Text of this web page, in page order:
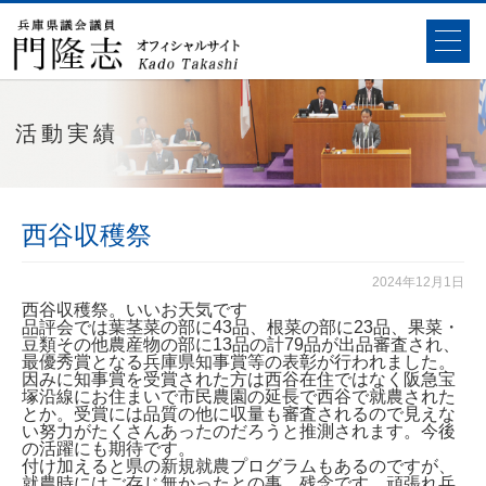
活動実績
西谷収穫祭
2024年12月1日
西谷収穫祭。いいお天気です
品評会では葉茎菜の部に43品、根菜の部に23品、果菜・
豆類その他農産物の部に13品の計79品が出品審査され、
最優秀賞となる兵庫県知事賞等の表彰が行われました。
因みに知事賞を受賞された方は西谷在住ではなく阪急宝
塚沿線にお住まいで市民農園の延長で西谷で就農された
とか。受賞には品質の他に収量も審査されるので見えな
い努力がたくさんあったのだろうと推測されます。今後
の活躍にも期待です。
付け加えると県の新規就農プログラムもあるのですが、